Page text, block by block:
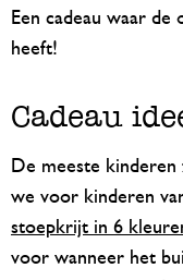
Een cadeau waar de
heeft!
Cadeau
De meeste
we voor kinderen
stoepkrijt in 6
voor wanneer het